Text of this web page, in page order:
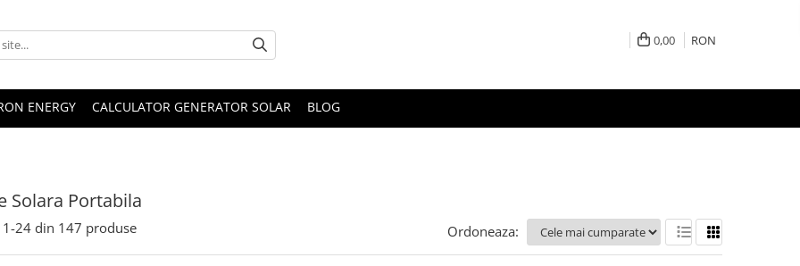
0,00 RON
ENERGY CALCULATOR GENERATOR SOLAR BLOG
Solara Portabila
1-24 din 147 produse Ordoneaza: